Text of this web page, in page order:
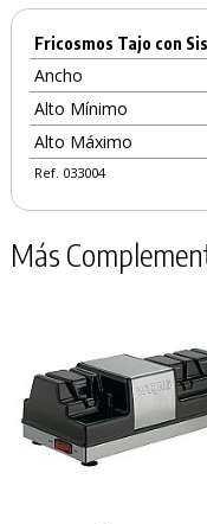
Fricosmos Tajo con
Ancho
Alto Mínimo
Alto Máximo
Ref. 033004
Más